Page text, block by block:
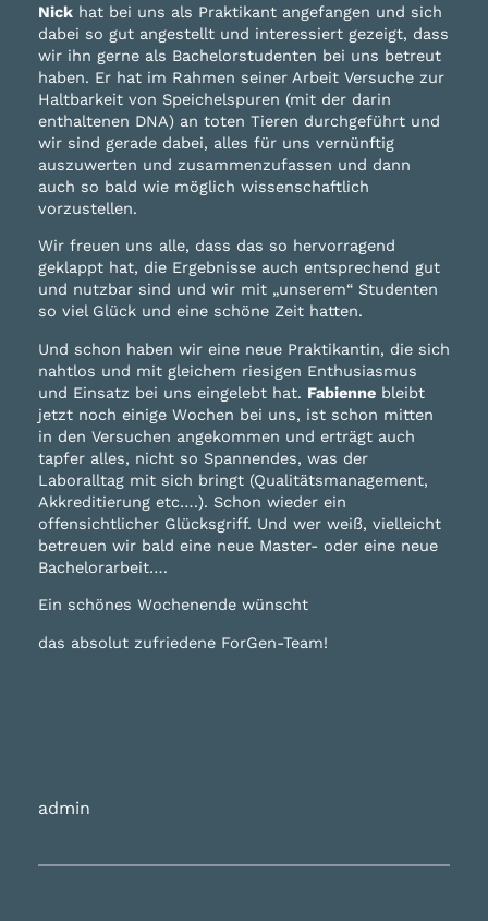
Nickhat bei uns als Praktikant angefangen und sich
dabei so gut angestellt und interessiert gezeigt, dass
wir ihn gerne als Bachelorstudenten bei uns betreut
haben. Er hat im Rahmen seiner Arbeit Versuche zur
Haltbarkeit von Speichelspuren (mit der darin
enthaltenen DNA) an toten Tieren durchgeführt und
wir sind gerade dabei, alles für uns vernünftig
auszuwerten und zusammenzufassen und dann
auch so bald wie möglich wissenschaftlich
vorzustellen.
Wir freuen uns alle, dass das so hervorragend
geklappt hat, die Ergebnisse auch entsprechend gut
und nutzbar sind und wir mit „unserem“ Studenten
so viel Glück und eine schöne Zeit hatten.
Und schon haben wir eine neue Praktikantin, die sich
nahtlos und mit gleichem riesigen Enthusiasmus
und Einsatz bei uns eingelebt hat. Fabiennebleibt
jetzt noch einige Wochen bei uns, ist schon mitten
in den Versuchen angekommen und erträgt auch
tapfer alles, nicht so Spannendes, was der
Laboralltag mit sich bringt (Qualitätsmanagement,
Akkreditierung etc….). Schon wieder ein
offensichtlicher Glücksgriff. Und wer weiß, vielleicht
betreuen wir bald eine neue Master- oder eine neue
Bachelorarbeit….
Ein schönes Wochenende wünscht
das absolut zufriedene ForGen-Team!
admin